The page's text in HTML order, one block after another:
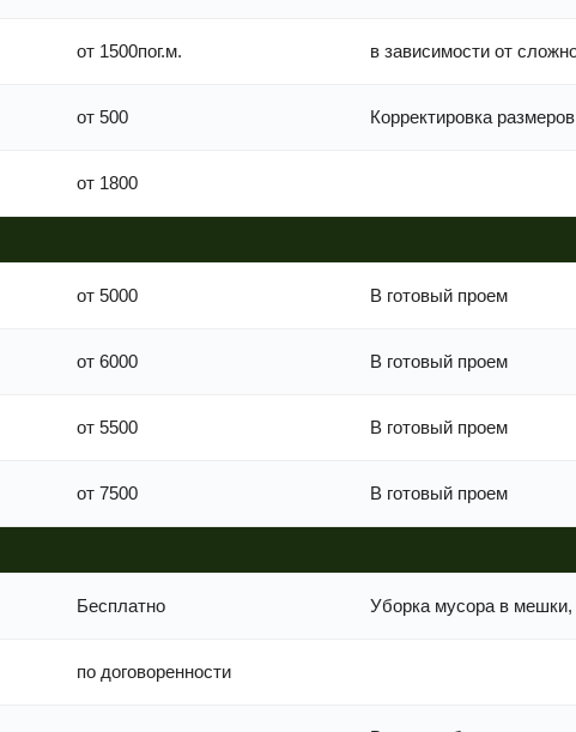
от 1500пог.м. в зависимости от
от 500 Корректировка размеров
от 1800
от 5000 В готовый проем
от 6000 В готовый проем
от 5500 В готовый проем
от 7500 В готовый проем
Бесплатно Уборка мусора в
по договоренности